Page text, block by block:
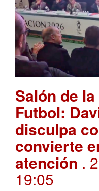
Salón de
Futbol:
disculpa
convierte
atención .
19:05